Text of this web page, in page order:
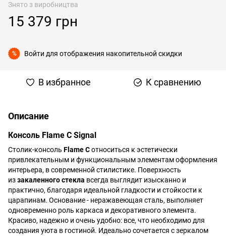
Знято з виробництва
15 379 грн
% Войти для отображения накопительной скидки
В избранное К сравнению
Описание
Консоль Flame C Signal
Столик-консоль FlameCотноситься к эстетически
привлекательным и функциональным элементам оформления
интерьера, в современной стилистике. Поверхность
иззакаленного стекла всегда выглядит изысканно и
практично, благодаря идеальной гладкости и стойкости к
царапинам. Основание - неражавеющая сталь, выполняет
одновременно роль каркаса и декоративного элемента.
Красиво, надежно и очень удобно: все, что необходимо для
создания уюта в гостиной. Идеально сочетается с зеркалом